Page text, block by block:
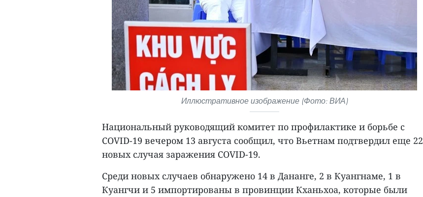
Иллюстративное изображение (Фото: ВИА)
Национальный руководящий комитет по профилактике и борьбе с
COVID-19 вечером 13 августа сообщил, что Вьетнам подтвердил еще 22
новых случая заражения COVID-19.
Среди новых случаев обнаружено 14 в Дананге, 2 в Куангнаме, 1 в
Куангчи и 5 импортированы в провинции Кханьхоа, которые были